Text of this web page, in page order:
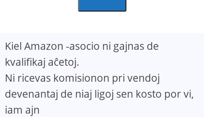
Kiel Amazon -asocio ni gajnas de
kvalifikaj aĉetoj.
Ni ricevas komisionon pri vendoj
devenantaj de niaj ligoj sen kosto por vi,
iam ajn